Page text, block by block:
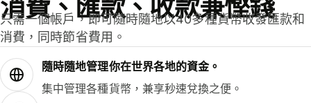
消費、匯款、收款兼慳錢
只需一個帳戶，即可隨時隨地以40多種貨幣收發匯款和
消費，同時節省費用。
隨時隨地管理你在世界各地的資金。
集中管理各種貨幣，兼享秒速兌換之便。